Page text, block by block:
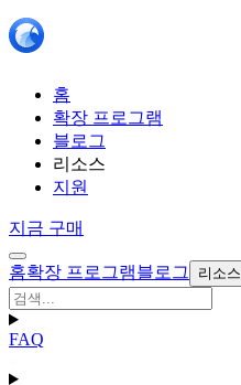
홈
확장 프로그램
블로그
리소스
지원
지금 구매
홈확장 프로그램블로그 리소스
FAQ